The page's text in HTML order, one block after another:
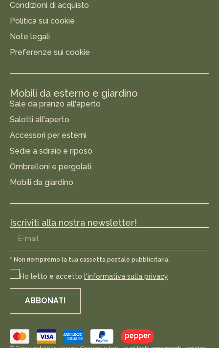
Condizioni di acquisto
Politica sui cookie
Note legali
Preferenze sui cookie
Mobili da esterno e giardino
Sale da pranzo all'aperto
Salotti all'aperto
Accessori per esterni
Sedie a sdraio e riposo
Ombrelloni e pergolati
Mobili da giardino
Iscriviti alla nostra newsletter!
* Non riempiremo la tua cassetta postale pubblicitaria.
Ho letto e accetto l'informativa sulla privacy
ABBONATI